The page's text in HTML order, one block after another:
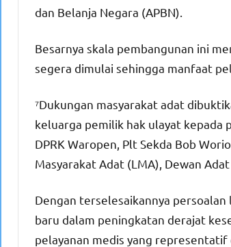
dan Belanja Negara (APBN).
Besarnya skala pembangunan ini
segera dimulai sehingga manfaat
⁷Dukungan masyarakat adat
keluarga pemilik hak ulayat kepada
DPRK Waropen, Plt Sekda Bob
Masyarakat Adat (LMA), Dewan
Dengan terselesaikannya persoalan
baru dalam peningkatan derajat
pelayanan medis yang representatif